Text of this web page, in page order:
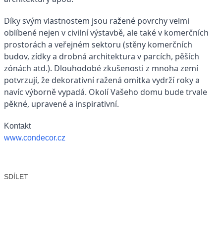
Díky svým vlastnostem jsou ražené povrchy velmi
oblíbené nejen v civilní výstavbě, ale také v komerčních
prostorách a veřejném sektoru (stěny komerčních
budov, zídky a drobná architektura v parcích, pěších
zónách atd.). Dlouhodobé zkušenosti z mnoha zemí
potvrzují, že dekorativní ražená omítka vydrží roky a
navíc výborně vypadá. Okolí Vašeho domu bude trvale
pěkné, upravené a inspirativní.
Kontakt
www.condecor.cz
SDÍLET